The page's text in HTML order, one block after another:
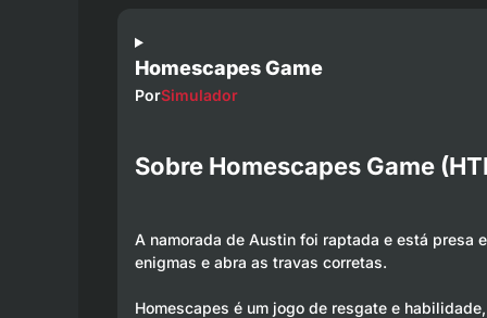
Homescapes Game
PorSimulador
Sobre Homescapes Game
A namorada de Austin foi raptada e está presa
enigmas e abra as travas corretas.
Homescapes é um jogo de resgate e